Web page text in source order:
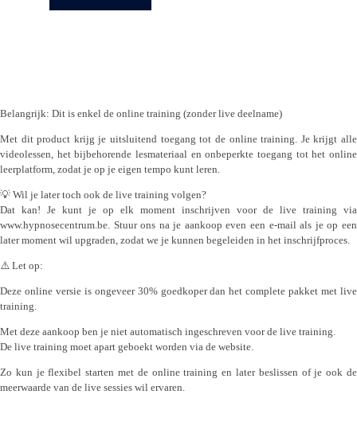
Belangrijk: Dit is enkel de online training (zonder live deelname)
Met dit product krijg je uitsluitend toegang tot de online training. Je krijgt alle
videolessen, het bijbehorende lesmateriaal en onbeperkte toegang tot het online
leerplatform, zodat je op je eigen tempo kunt leren.
💡 Wil je later toch ook de live training volgen?
Dat kan! Je kunt je op elk moment inschrijven voor de live training via
www.hypnosecentrum.be. Stuur ons na je aankoop even een e-mail als je op een
later moment wil upgraden, zodat we je kunnen begeleiden in het inschrijfproces.
⚠️ Let op:
Deze online versie is ongeveer 30% goedkoper dan het complete pakket met live
training.
Met deze aankoop ben je niet automatisch ingeschreven voor de live training.
De live training moet apart geboekt worden via de website.
Zo kun je flexibel starten met de online training en later beslissen of je ook de
meerwaarde van de live sessies wil ervaren.